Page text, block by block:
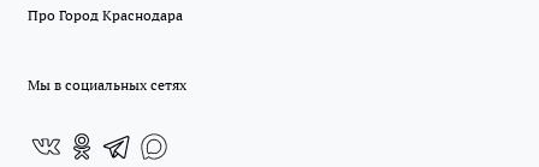
Про Город Краснодара
Мы в социальных сетях